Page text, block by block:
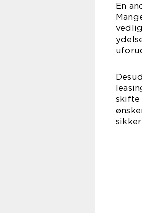
En
skifte